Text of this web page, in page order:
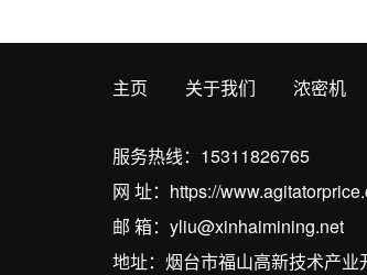
主页 关于我们 浓密机
服务热线： 15311826765
网 址： https://
邮 箱： yliu@xinhaimining.net
地址：烟台市福山高新技术产业